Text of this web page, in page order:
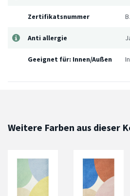
Zertifikatsnummer
Anti allergie
Geeignet für: Innen/Außen
Weitere Farben aus dieser